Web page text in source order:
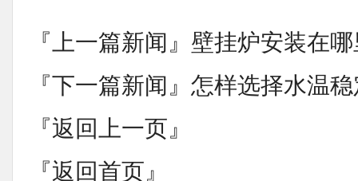
『上一篇新闻』 壁挂炉安装在
『下一篇新闻』 怎样选择水温
『返回上一页』
『返回首页』